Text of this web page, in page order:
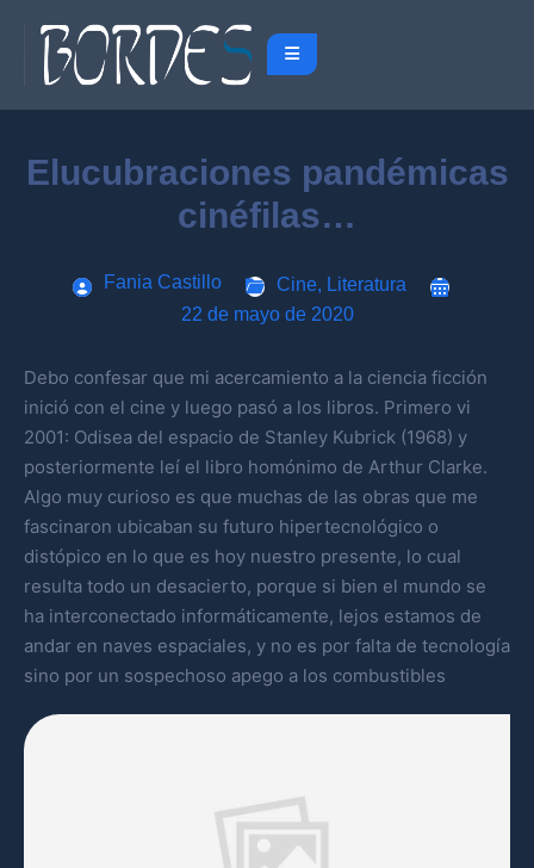
Elucubraciones pandémicas
cinéfilas…
Fania Castillo Cine, Literatura
22 de mayo de 2020
Debo confesar que mi acercamiento a la ciencia ficción
inició con el cine y luego pasó a los libros. Primero vi
2001: Odisea del espacio de Stanley Kubrick (1968) y
posteriormente leí el libro homónimo de Arthur Clarke.
Algo muy curioso es que muchas de las obras que me
fascinaron ubicaban su futuro hipertecnológico o
distópico en lo que es hoy nuestro presente, lo cual
resulta todo un desacierto, porque si bien el mundo se
ha interconectado informáticamente, lejos estamos de
andar en naves espaciales, y no es por falta de tecnología
sino por un sospechoso apego a los combustibles